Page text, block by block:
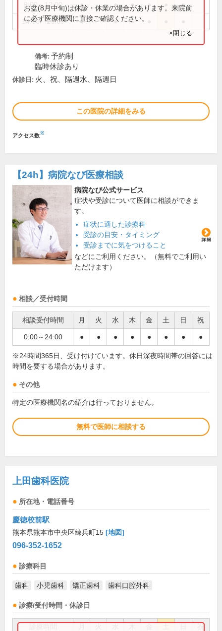
9:00～12:00 ● ● ● ● ●
14:00～18:00 ● ● ●
お盆(8月中旬)は休診・休業の場合があります。来院前
に必ず医療機関に直接ご確認ください。
×閉じる
備考: 予約制
臨時休診あり
休診日: 火、祝、隔週水、隔週日
この医院の詳細をみる
アクセス数※
【24h】 病院なび医療相談
病院なび公式サービス
症状や受診について医師に相談ができま
す。
症状に適した診療科
受診の目安・タイミング
受診までに気をつけること
などにご利用ください。（無料でご利用い
ただけます）
相談／受付時間
相談受付時間 月 火 水 木 金 土 日 祝
0:00～24:00 ● ● ● ● ● ● ● ●
※24時間365日、受け付けています。休日深夜時間帯の回答には
時間を要する場合があります。
その他
特定の医療機関名の紹介は行っておりません。
無料で医師に相談する
上田歯科医院
所在地・電話番号
慶徳校前駅
熊本県熊本市中央区練兵町15 [地図]
096-352-1652
診療科目
歯科 小児歯科 矯正歯科 歯科口腔外科
診療/受付時間・休診日
祝